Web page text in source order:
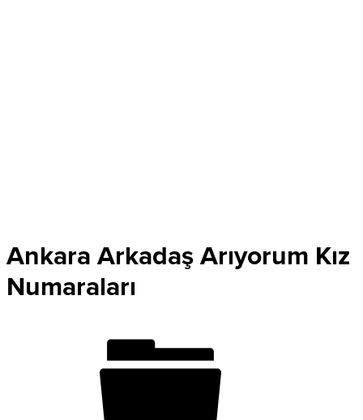
Ankara Arkadaş Arıyorum Kız
Numaraları